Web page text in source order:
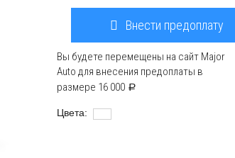
Внести предоплату
Вы будете перемещены на сайт Major
Auto для внесения предоплаты в
размере 16 000 a
Цвета: